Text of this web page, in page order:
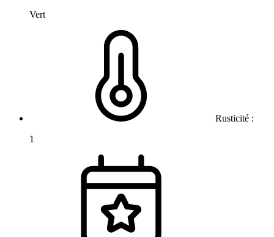
Vert
Rusticité :
1